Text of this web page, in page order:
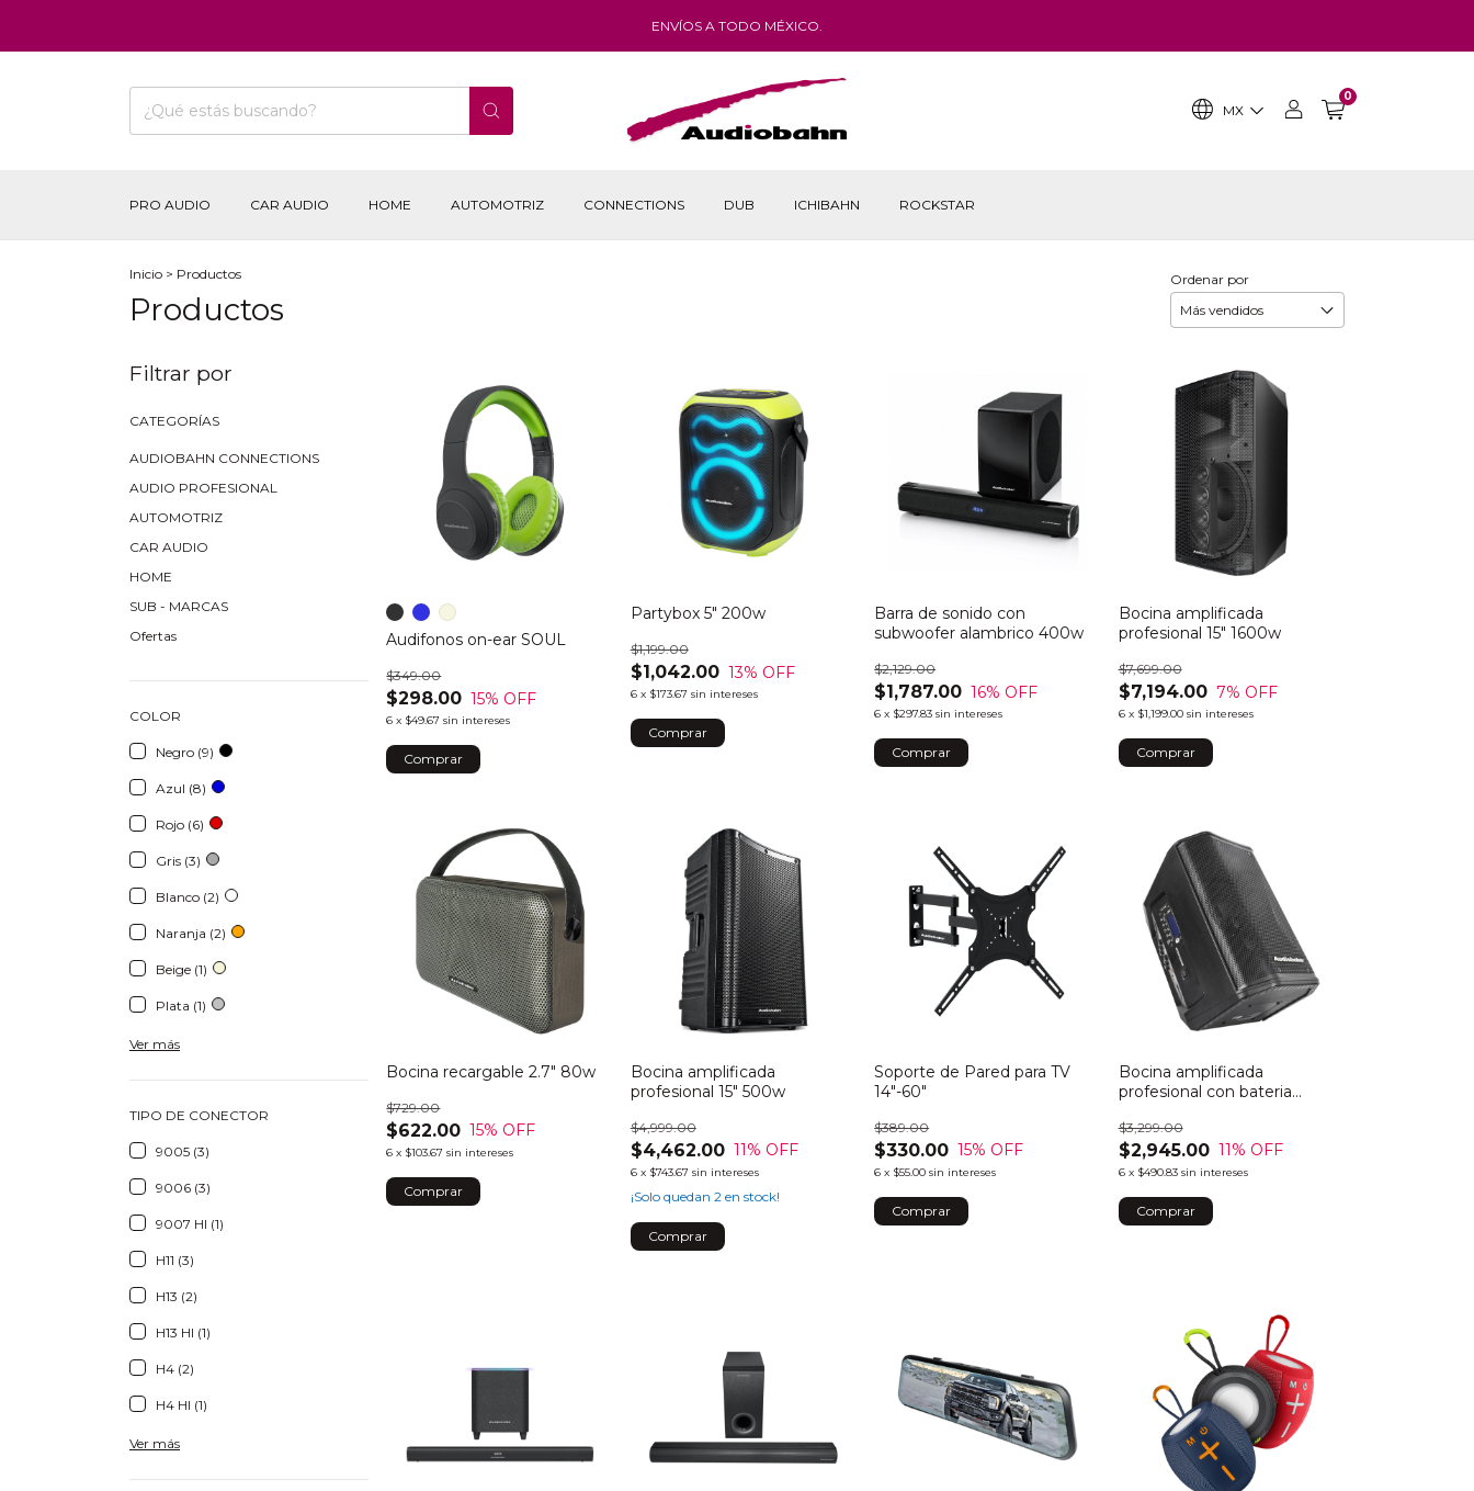
ENVÍOS A TODO MÉXICO.
MX
0
PRO AUDIO CAR AUDIO HOME AUTOMOTRIZ CONNECTIONS DUB ICHIBAHN ROCKSTAR
Inicio > Productos
Productos
Ordenar por
Filtrar por
CATEGORÍAS
AUDIOBAHN CONNECTIONS
AUDIO PROFESIONAL
AUTOMOTRIZ
CAR AUDIO
HOME
SUB - MARCAS
Ofertas
COLOR
Negro (9)
Azul (8)
Rojo (6)
Gris (3)
Blanco (2)
Naranja (2)
Beige (1)
Plata (1)
Ver más
TIPO DE CONECTOR
9005 (3)
9006 (3)
9007 Hl (1)
H11 (3)
H13 (2)
H13 Hl (1)
H4 (2)
H4 Hl (1)
Ver más
Audifonos on-ear SOUL
$298.00
$349.00
15% OFF
6 x $49.67 sin intereses
Comprar
Partybox 5" 200w
$1,042.00
$1,199.00
13% OFF
6 x $173.67 sin intereses
Barra de sonido con
subwoofer alambrico 400w
$1,787.00
$2,129.00
16% OFF
6 x $297.83 sin intereses
Bocina amplificada
profesional 15" 1600w
$7,194.00
$7,699.00
7% OFF
6 x $1,199.00 sin intereses
Bocina recargable 2.7" 80w
$622.00
$729.00
15% OFF
6 x $103.67 sin intereses
Bocina amplificada
profesional 15" 500w
$4,462.00
$4,999.00
11% OFF
6 x $743.67 sin intereses
¡Solo quedan 2 en stock!
Soporte de Pared para TV
14"-60"
$330.00
$389.00
15% OFF
6 x $55.00 sin intereses
Bocina amplificada
profesional con bateria
$2,945.00
$3,299.00
11% OFF
6 x $490.83 sin intereses